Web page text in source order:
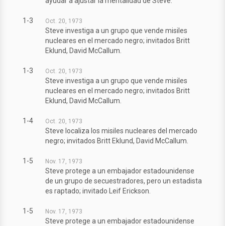
1-3 Oct. 20, 1973
Steve investiga a un grupo que vende misiles
nucleares en el mercado negro; invitados Britt
Eklund, David McCallum.
1-3 Oct. 20, 1973
Steve investiga a un grupo que vende misiles
nucleares en el mercado negro; invitados Britt
Eklund, David McCallum.
1-4 Oct. 20, 1973
Steve localiza los misiles nucleares del mercado
negro; invitados Britt Eklund, David McCallum.
1-5 Nov. 17, 1973
Steve protege a un embajador estadounidense
de un grupo de secuestradores, pero un estadista
es raptado; invitado Leif Erickson.
1-5 Nov. 17, 1973
Steve protege a un embajador estadounidense